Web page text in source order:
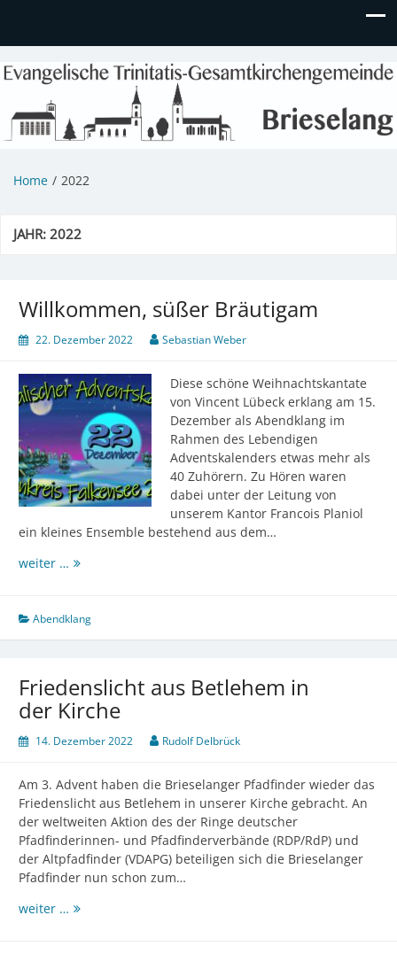
Evangelische Kirchengemeinde
Brieselang
Informationen zu Veranstaltungen, Gemeindeleben und
unserem Kindergarten
Home 2022
JAHR:2022
Willkommen, süßer Bräutigam
22. Dezember 2022 Sebastian Weber
Diese schöne Weihnachtskantate
von Vincent Lübeck erklang am 15.
Dezember als Abendklang im
Rahmen des Lebendigen
Adventskalenders etwas mehr als
40 Zuhörern. Zu Hören waren
dabei unter der Leitung von
unserem Kantor Francois Planiol
ein kleines Ensemble bestehend aus dem…
weiter … Willkommen,
Abendklang
Friedenslicht aus Betlehem in
der Kirche
14. Dezember 2022 Rudolf Delbrück
Am 3. Advent haben die Brieselanger Pfadfinder wieder das
Friedenslicht aus Betlehem in unserer Kirche gebracht. An
der weltweiten Aktion des der Ringe deutscher
Pfadfinderinnen- und Pfadfinderverbände (RDP/RdP) und
der Altpfadfinder (VDAPG) beteiligen sich die Brieselanger
Pfadfinder nun schon zum…
weiter … Friedenslicht